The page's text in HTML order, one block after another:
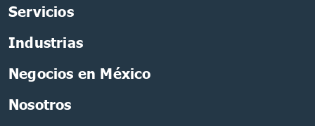
Servicios
Industrias
Negocios en México
Nosotros